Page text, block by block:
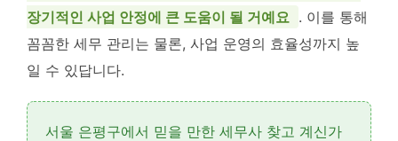
장기적인 사업 안정에 큰 도움이 될 거예요
. 이를 통해
꼼꼼한 세무 관리는 물론, 사업 운영의 효율성까지 높
일 수 있답니다.
서울 은평구에서 믿을 만한 세무사 찾고 계신가